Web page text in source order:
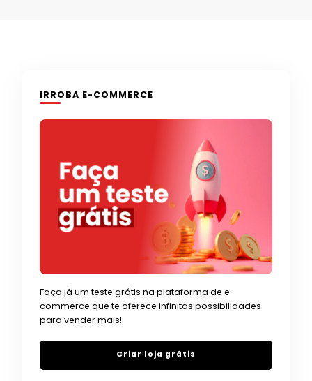
IRROBA E-COMMERCE
Faça já um teste grátis na plataforma de e-
commerce que te oferece infinitas possibilidades
para vender mais!
Criar loja grátis